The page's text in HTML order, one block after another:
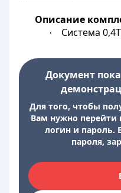
Описание
· Система 0,4Т
Документ
Для того, чтобы
Вам нужно перейти
логин и пароль.
пароля,